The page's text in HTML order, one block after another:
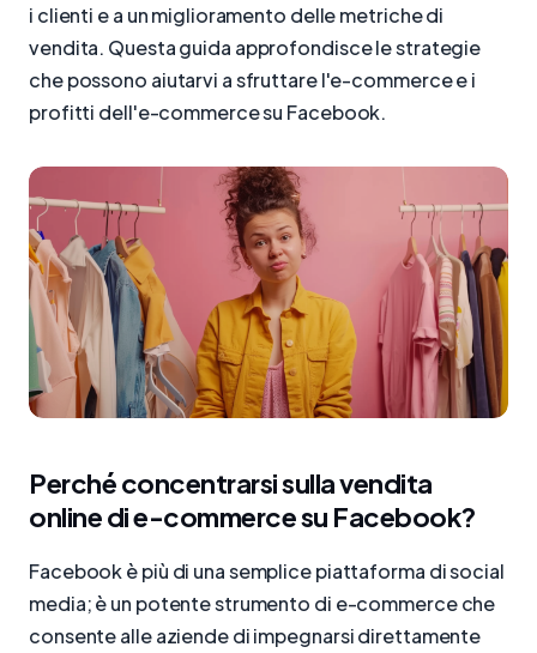
i clienti e a un miglioramento delle metriche di
vendita. Questa guida approfondisce le strategie
che possono aiutarvi a sfruttare l'e-commerce e i
profitti dell'e-commerce su Facebook.
Perché concentrarsi sulla vendita
online di e-commerce su Facebook?
Facebook è più di una semplice piattaforma di social
media; è un potente strumento di e-commerce che
consente alle aziende di impegnarsi direttamente